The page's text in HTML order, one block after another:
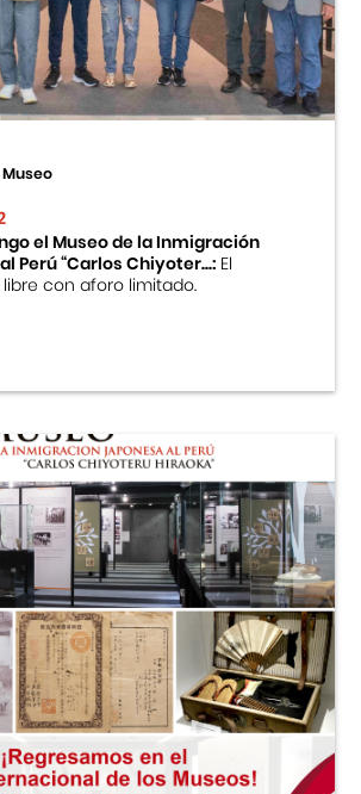
Museo
el Museo de la Inmigración
Perú “Carlos Chiyoter...:El
con aforo limitado.